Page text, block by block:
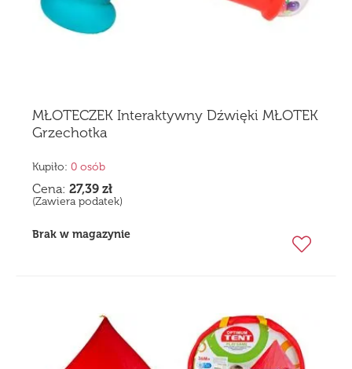
MŁOTECZEK Interaktywny Dźwięki MŁOTEK
Grzechotka
Kupiło: 0 osób
Cena: 27,39 zł
(Zawiera podatek)
Brak w magazynie